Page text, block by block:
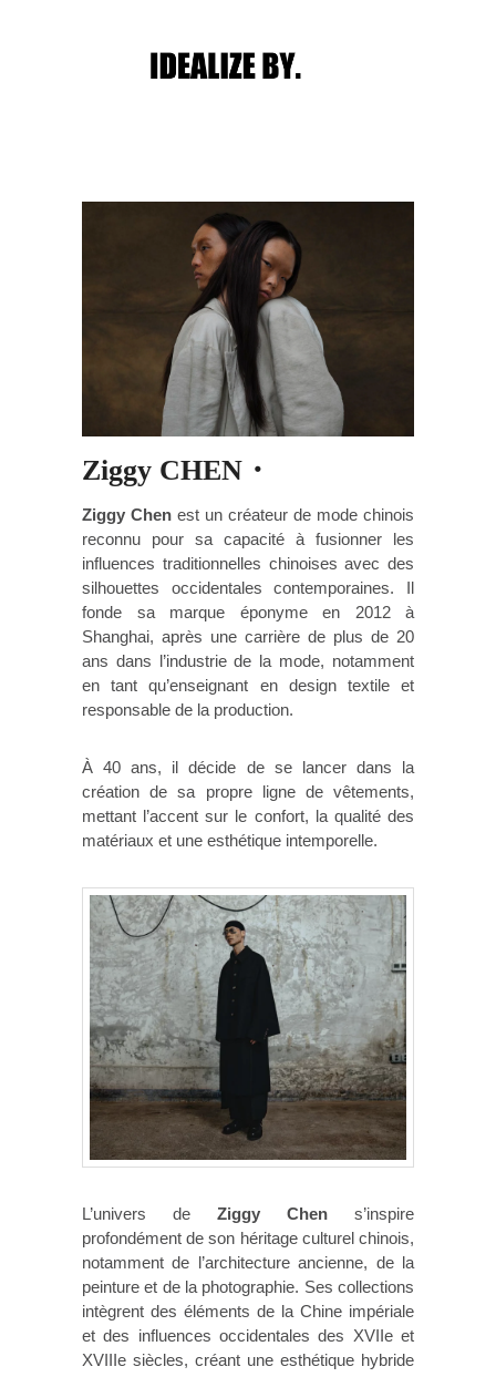
Ziggy CHEN・
Ziggy Chen est un créateur de mode chinois
reconnu pour sa capacité à fusionner les
influences traditionnelles chinoises avec des
silhouettes occidentales contemporaines. Il
fonde sa marque éponyme en 2012 à
Shanghai, après une carrière de plus de 20
ans dans l’industrie de la mode, notamment
en tant qu’enseignant en design textile et
responsable de la production.
À 40 ans, il décide de se lancer dans la
création de sa propre ligne de vêtements,
mettant l’accent sur le confort, la qualité des
matériaux et une esthétique intemporelle.
L’univers de Ziggy Chen s’inspire
profondément de son héritage culturel chinois,
notamment de l’architecture ancienne, de la
peinture et de la photographie. Ses collections
intègrent des éléments de la Chine impériale
et des influences occidentales des XVIIe et
XVIIIe siècles, créant une esthétique hybride